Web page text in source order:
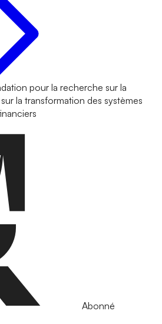
pour la recherche sur la
la transformation des systèmes
Abonné